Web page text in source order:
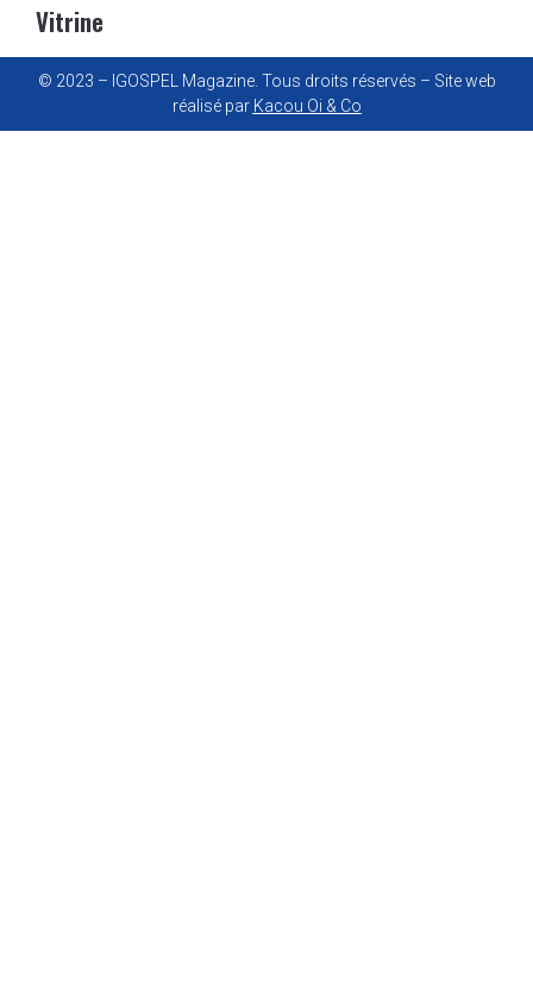
Vitrine
© 2023 – IGOSPEL Magazine. Tous droits réservés – Site web
réalisé par Kacou Oi & Co